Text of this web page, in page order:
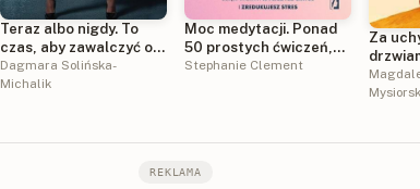
Teraz albo nigdy. To
czas, aby zawalczyć o
siebie
Dagmara Solińska-
Michalik
Moc medytacji. Ponad
50 prostych ćwiczeń,
dzięki którym wyciszysz
Stephanie Clement
Za
w
REKLAMA